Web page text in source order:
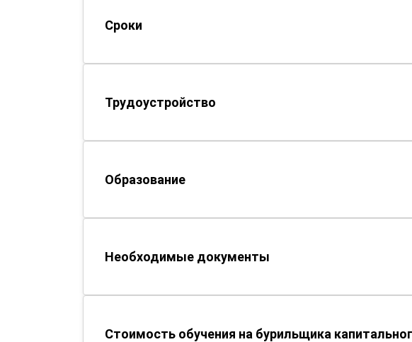
Сроки
Трудоустройство
Образование
Необходимые документы
Стоимость обучения на бурильщика